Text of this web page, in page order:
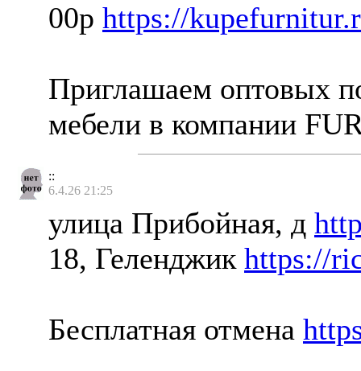
00р https://
Приглашаем оптовых
мебели в компании
::
6.4.26 21:25
улица Прибойная, д
18, Геленджик https://
Бесплатная отмена